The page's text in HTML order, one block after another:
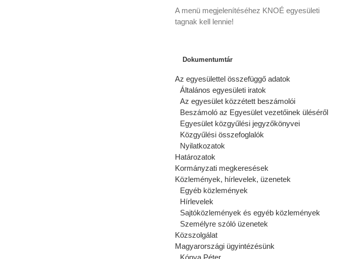
A menü megjelenítéséhez KNOÉ egyesületi
tagnak kell lennie!
Dokumentumtár
Az egyesülettel összefüggő adatok
Általános egyesületi iratok
Az egyesület közzétett beszámolói
Beszámoló az Egyesület vezetőinek üléséről
Egyesület közgyűlési jegyzőkönyvei
Közgyűlési összefoglalók
Nyilatkozatok
Határozatok
Kormányzati megkeresések
Közlemények, hírlevelek, üzenetek
Egyéb közlemények
Hírlevelek
Sajtóközlemények és egyéb közlemények
Személyre szóló üzenetek
Közszolgálat
Magyarországi ügyintézésünk
Kónya Péter